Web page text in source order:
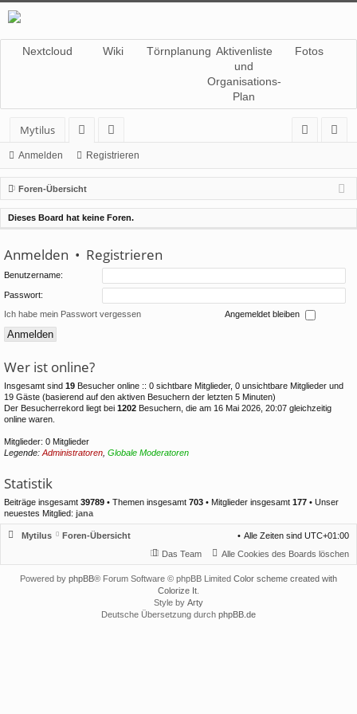
Nextcloud Wiki Törnplanung Aktivenliste
und
Organisations-
Plan
Fotos
Mytilus
or
en
itg
lie
de
r
m
el
de
ist
rie
re
Anmelden Registrieren
Foren-Übersicht
Dieses Board hat keine Foren.
Anmelden • Registrieren
Benutzername:
Passwort:
Ich habe mein Passwort vergessen Angemeldet bleiben
Wer ist online?
Insgesamt sind 19 Besucher online :: 0 sichtbare Mitglieder, 0 unsichtbare Mitglieder und
19 Gäste (basierend auf den aktiven Besuchern der letzten 5 Minuten)
Der Besucherrekord liegt bei 1202 Besuchern, die am 16 Mai 2026, 20:07 gleichzeitig
online waren.
Mitglieder: 0 Mitglieder
Legende: Administratoren Globale Moderatoren
Statistik
Beiträge insgesamt 39789 • Themen insgesamt 703 • Mitglieder insgesamt 177 • Unser
neuestes Mitglied: jana
Mytilus Foren-Übersicht Alle Zeiten sind UTC+01:00
Alle Cookies des Boards löschen
Das Team
Powered by phpBB® Forum Software © phpBB Limited Color scheme created with
Colorize It
Style by Arty
Deutsche Übersetzung durch phpBB.de